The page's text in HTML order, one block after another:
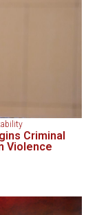
Criminal
Violence